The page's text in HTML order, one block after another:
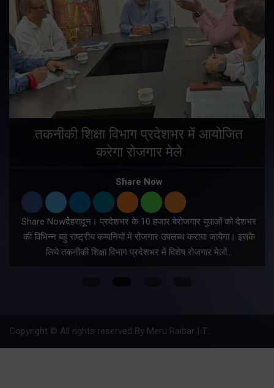
तकनीकी शिक्षा विभाग प्रदेशभर में आयोजित
करेगा रोजगार मेले
Share Now
Share Nowदेहरादून। प्रदेशभर के 10 हजार बेरोजगार युवाओं को देशभर
की विभिन्न बहु राष्ट्रीय कम्पनियों में रोजगार उपलब्ध कराया जायेगा। इसके
लिये तकनीकी शिक्षा विभाग प्रदेशभर में विशेष रोजगार मेलों…
Copyright © All rights reserved By Meru Raibar | Theme by